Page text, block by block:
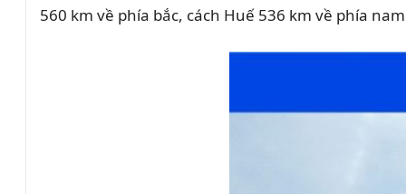
560 km về phía bắc, cách Huế 536 km về phía